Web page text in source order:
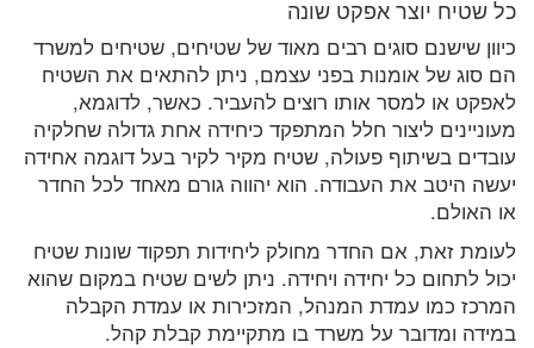
כל שטיח יוצר אפקט שונה
כיוון שישנם סוגים רבים מאוד של שטיחים, שטיחים למשרד
הם סוג של אומנות בפני עצמם, ניתן להתאים את השטיח
לאפקט או למסר אותו רוצים להעביר. כאשר, לדוגמא,
מעוניינים ליצור חלל המתפקד כיחידה אחת גדולה שחלקיה
עובדים בשיתוף פעולה, שטיח מקיר לקיר בעל דוגמה אחידה
יעשה היטב את העבודה. הוא יהווה גורם מאחד לכל החדר
או האולם.
לעומת זאת, אם החדר מחולק ליחידות תפקוד שונות שטיח
יכול לתחום כל יחידה ויחידה. ניתן לשים שטיח במקום שהוא
המרכז כמו עמדת המנהל, המזכירות או עמדת הקבלה
במידה ומדובר על משרד בו מתקיימת קבלת קהל.